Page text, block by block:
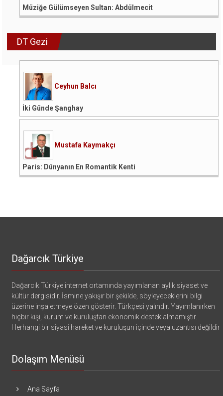
Müziğe Gülümseyen Sultan: Abdülmecit
DT Gezi
Ceyhun Balcı
İki Günde Şanghay
Mustafa Kaymakçı
Paris: Dünyanın En Romantik Kenti
Dağarcık Türkiye
Dağarcık Türkiye internet ortamında yayımlanan aylık siyaset ve
kültür dergisidir. İsmine yakışır bir şekilde, söyleyeceklerini bilgi
üzerine inşa etmeye özen gösterir. Türkçesi yalındır. Yayımlanırken
hiçbir kişi, kurum ve kuruluştan ekonomik destek almamıştır.
Herhangi bir siyasi hareket ve kuruluşun içinde veya uzantısı değildir
Dolaşım Menüsü
Ana Sayfa